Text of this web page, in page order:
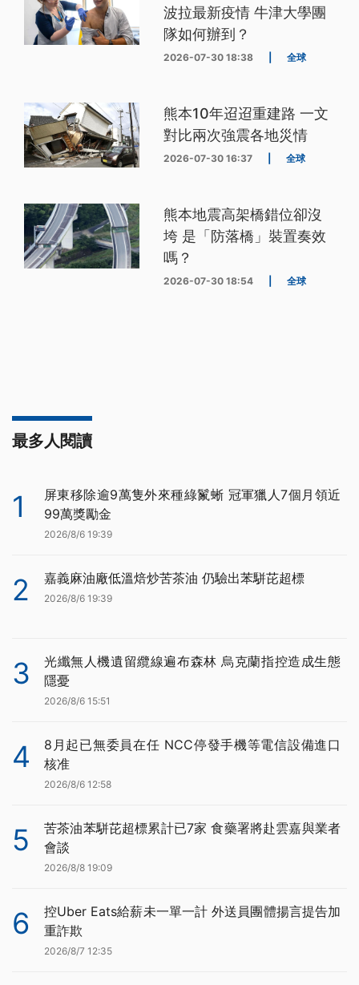
波拉最新疫情 牛津大學團
隊如何辦到？
2026-07-30 18:38 全球
熊本10年迢迢重建路 一文
對比兩次強震各地災情
2026-07-30 16:37 全球
熊本地震高架橋錯位卻沒
垮 是「防落橋」裝置奏效
嗎？
2026-07-30 18:54 全球
最多人閱讀
1
屏東移除逾9萬隻外來種綠鬣蜥 冠軍獵人7個月領近
99萬獎勵金
2026/8/6 19:39
2 嘉義麻油廠低溫焙炒苦茶油 仍驗出苯駢芘超標
2026/8/6 19:39
3
光纖無人機遺留纜線遍布森林 烏克蘭指控造成生態
隱憂
2026/8/6 15:51
4
8月起已無委員在任 NCC停發手機等電信設備進口
核准
2026/8/6 12:58
5
苦茶油苯駢芘超標累計已7家 食藥署將赴雲嘉與業者
會談
2026/8/8 19:09
6
控Uber Eats給薪未一單一計 外送員團體揚言提告加
重詐欺
2026/8/7 12:35